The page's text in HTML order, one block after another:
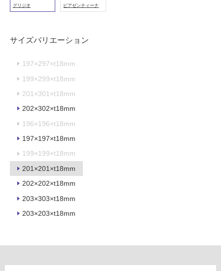
グリジオ ピアゼンティーナ
サイズバリエーション
197×297×t18mm
199×299×t18mm
201×301×t18mm
202×302×t18mm
196×196×t18mm
197×197×t18mm
199×199×t18mm
201×201×t18mm
202×202×t18mm
203×303×t18mm
203×203×t18mm
冷
以
用
不
フ
ロ
ー